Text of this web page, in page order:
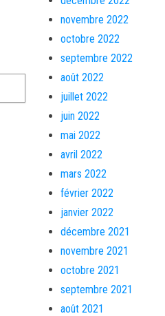
novembre 2022
octobre 2022
septembre 2022
août 2022
juillet 2022
juin 2022
mai 2022
avril 2022
mars 2022
février 2022
janvier 2022
décembre 2021
novembre 2021
octobre 2021
septembre 2021
août 2021